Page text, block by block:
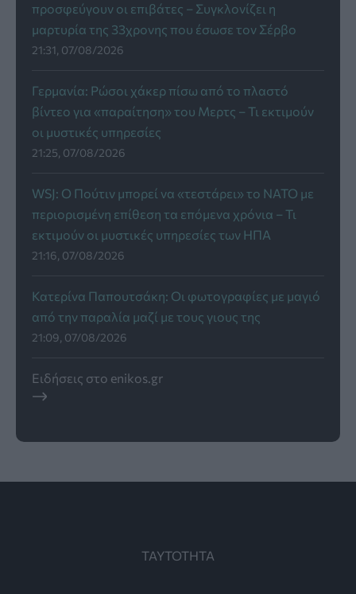
προσφεύγουν οι επιβάτες – Συγκλονίζει η
μαρτυρία της 33χρονης που έσωσε τον Σέρβο
21:31, 07/08/2026
Γερμανία: Ρώσοι χάκερ πίσω από το πλαστό
βίντεο για «παραίτηση» του Μερτς – Τι εκτιμούν
οι μυστικές υπηρεσίες
21:25, 07/08/2026
WSJ: Ο Πούτιν μπορεί να «τεστάρει» το ΝΑΤΟ με
περιορισμένη επίθεση τα επόμενα χρόνια – Τι
εκτιμούν οι μυστικές υπηρεσίες των ΗΠΑ
21:16, 07/08/2026
Κατερίνα Παπουτσάκη: Οι φωτογραφίες με μαγιό
από την παραλία μαζί με τους γιους της
21:09, 07/08/2026
Ειδήσεις στο enikos.gr
ΤΑΥΤΟΤΗΤΑ